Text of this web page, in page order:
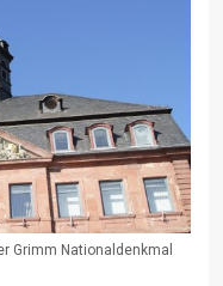
Grimm Nationaldenkmal